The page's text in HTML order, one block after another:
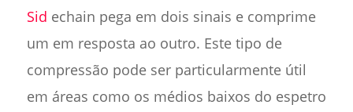
Sid echain pega em dois sinais e comprime
um em resposta ao outro. Este tipo de
compressão pode ser particularmente útil
em áreas como os médios baixos do espetro